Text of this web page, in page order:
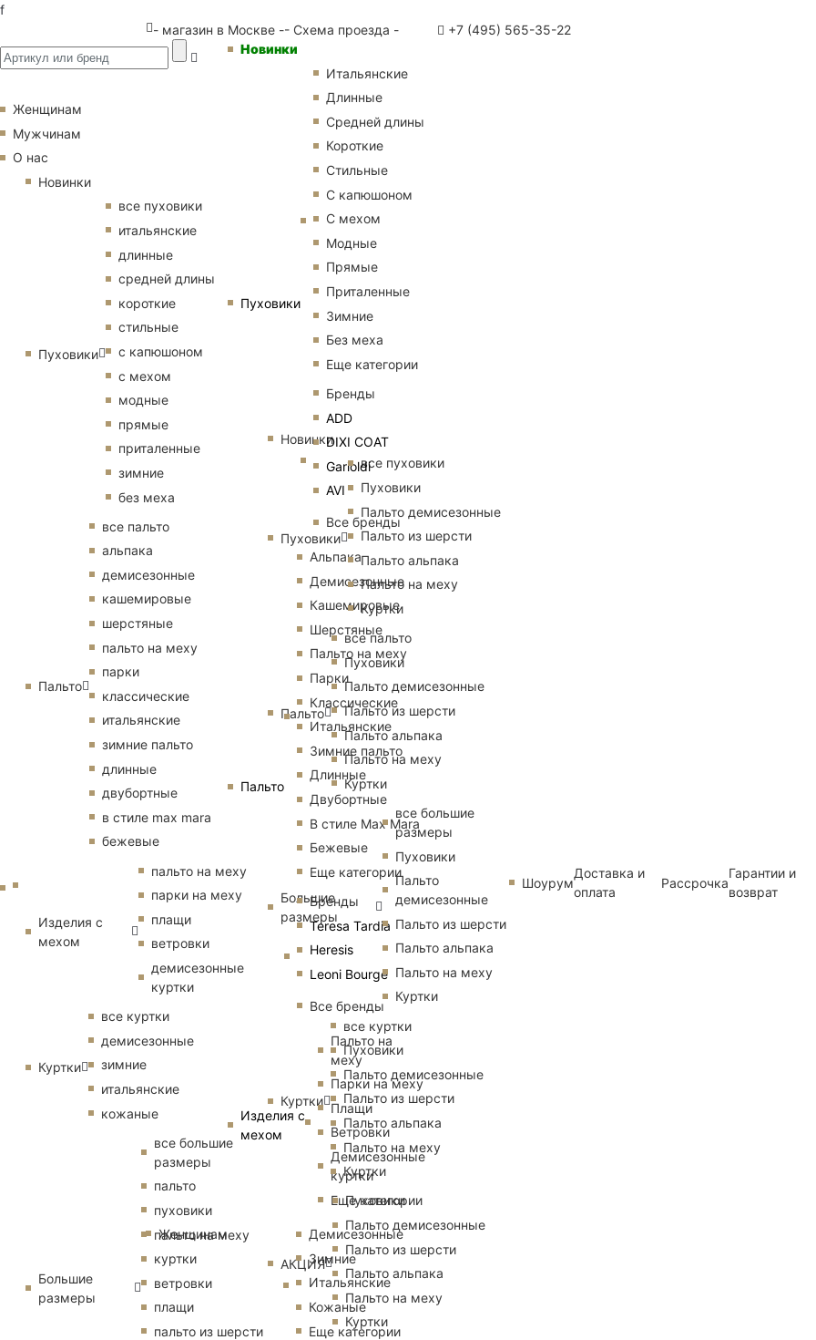
f
- магазин в Москве -- Схема проезда - +7 (495) 565-35-22
Женщинам
Новинки
Пуховики
Итальянские
Длинные
Средней длины
Короткие
Стильные
С капюшоном
С мехом
Модные
Прямые
Приталенные
Зимние
Без меха
Еще категории
Бренды
ADD
DIXI COAT
Garioldi
AVI
Все бренды
Пальто
Альпака
Демисезонные
Кашемировые
Шерстяные
Пальто на меху
Парки
Классические
Итальянские
Зимние пальто
Длинные
Двубортные
В стиле Max Mara
Бежевые
Еще категории
Бренды
Teresa Tardia
Heresis
Leoni Bourge
Все бренды
Изделия с
мехом
Пальто на
меху
Парки на меху
Плащи
Ветровки
Демисезонные
куртки
Еще категории
Демисезонные
Зимние
Итальянские
Кожаные
Еще категории
Женщинам
Мужчинам
О нас
Новинки
Пуховики
все пуховики
итальянские
длинные
средней длины
короткие
стильные
с капюшоном
с мехом
модные
прямые
приталенные
зимние
без меха
Пальто
все пальто
альпака
демисезонные
кашемировые
шерстяные
пальто на меху
парки
классические
итальянские
зимние пальто
длинные
двубортные
в стиле max mara
бежевые
Изделия с
мехом
пальто на меху
парки на меху
плащи
ветровки
демисезонные
куртки
Куртки
все куртки
демисезонные
зимние
итальянские
кожаные
Большие
размеры
все большие
размеры
пальто
пуховики
пальто на меху
куртки
ветровки
плащи
пальто из шерсти
Новинки
Пуховики
все пуховики
Пуховики
Пальто демисезонные
Пальто из шерсти
Пальто альпака
Пальто на меху
Куртки
Пальто
все пальто
Пуховики
Пальто демисезонные
Пальто из шерсти
Пальто альпака
Пальто на меху
Куртки
Большие
размеры
все большие
размеры
Пуховики
Пальто
демисезонные
Пальто из шерсти
Пальто альпака
Пальто на меху
Куртки
Куртки
все куртки
Пуховики
Пальто демисезонные
Пальто из шерсти
Пальто альпака
Пальто на меху
Куртки
АКЦИЯ
Пуховики
Пальто демисезонные
Пальто из шерсти
Пальто альпака
Пальто на меху
Куртки
Шоурум
Доставка и
оплата
Рассрочка
Гарантии и
возврат